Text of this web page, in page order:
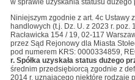
w sprawie uzyskania statusu dużego
Niniejszym zgodnie z art. 4c Ustawy
handlowych (t.j. Dz. U. z 2023 r.
Racławicka 154 / 19, 02-117
przez Sąd Rejonowy dla Miasta
pod numerem KRS: 0000334859,
r. Spółka uzyskała status dużego
średnim przedsiębiorcą zgodnie z
2014 r. uznającego niektóre rodzaje